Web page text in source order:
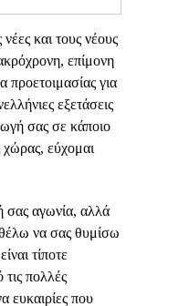
και τους νέους
επίμονη
προετοιμασίας για
εξετάσεις
σας σε κάποιο
εύχομαι
σας αγωνία, αλλά
να σας θυμίσω
τίποτε
πολλές
ευκαιρίες που